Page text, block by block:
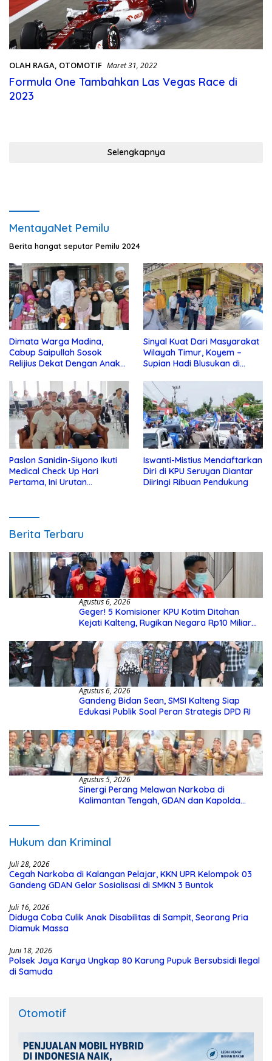
OLAH RAGA, OTOMOTIF Maret 31, 2022
Formula One Tambahkan Las Vegas Race di
2023
Selengkapnya
MentayaNet Pemilu
Berita hangat seputar Pemilu 2024
Dimata Warga Madina,
Cabup Saipullah Sosok
Relijius Dekat Dengan Anak
Sinyal Kuat Dari Masyarakat
Wilayah Timur, Koyem –
Supian Hadi Blusukan di
Paslon Sanidin-Siyono Ikuti
Medical Check Up Hari
Pertama, Ini Urutan
Iswanti-Mistius Mendaftarkan
Diri di KPU Seruyan Diantar
Diiringi Ribuan Pendukung
Berita Terbaru
Agustus 6, 2026
Geger! 5 Komisioner KPU Kotim Ditahan
Kejati Kalteng, Rugikan Negara Rp10 Miliar
Agustus 6, 2026
Gandeng Bidan Sean, SMSI Kalteng Siap
Edukasi Publik Soal Peran Strategis DPD RI
Agustus 5, 2026
Sinergi Perang Melawan Narkoba di
Kalimantan Tengah, GDAN dan Kapolda
Hukum dan Kriminal
Juli 28, 2026
Cegah Narkoba di Kalangan Pelajar, KKN UPR Kelompok 03
Gandeng GDAN Gelar Sosialisasi di SMKN 3 Buntok
Juli 16, 2026
Diduga Coba Culik Anak Disabilitas di Sampit, Seorang Pria
Diamuk Massa
Juni 18, 2026
Polsek Jaya Karya Ungkap 80 Karung Pupuk Bersubsidi Ilegal
di Samuda
Otomotif